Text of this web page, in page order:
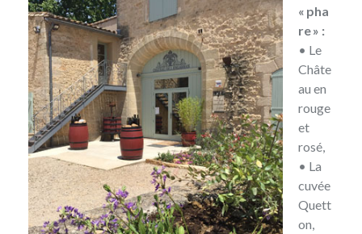
« pha
re » :
• Le
Châte
au en
rouge
et
rosé,
• La
cuvée
Quett
on,